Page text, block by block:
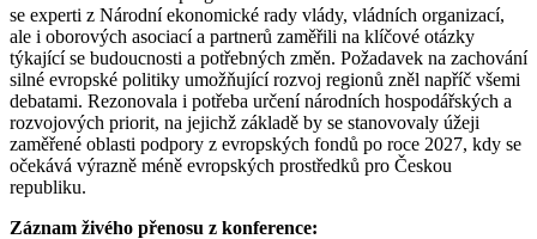
se experti z Národní ekonomické rady vlády, vládních organizací,
ale i oborových asociací a partnerů zaměřili na klíčové otázky
týkající se budoucnosti a potřebných změn. Požadavek na zachování
silné evropské politiky umožňující rozvoj regionů zněl napříč všemi
debatami. Rezonovala i potřeba určení národních hospodářských a
rozvojových priorit, na jejichž základě by se stanovovaly úžeji
zaměřené oblasti podpory z evropských fondů po roce 2027, kdy se
očekává výrazně méně evropských prostředků pro Českou
republiku.
Záznam živého přenosu z konference: